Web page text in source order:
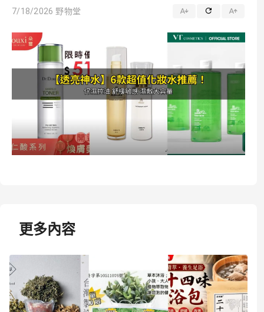
7/18/2026 野物堂
更多內容